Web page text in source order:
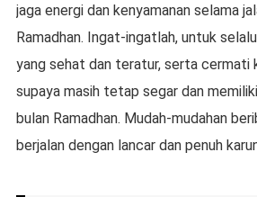
jaga energi dan kenyamanan selama
Ramadhan. Ingat-ingatlah, untuk
yang sehat dan teratur, serta cermati
supaya masih tetap segar dan
bulan Ramadhan. Mudah-mudahan
berjalan dengan lancar dan penuh